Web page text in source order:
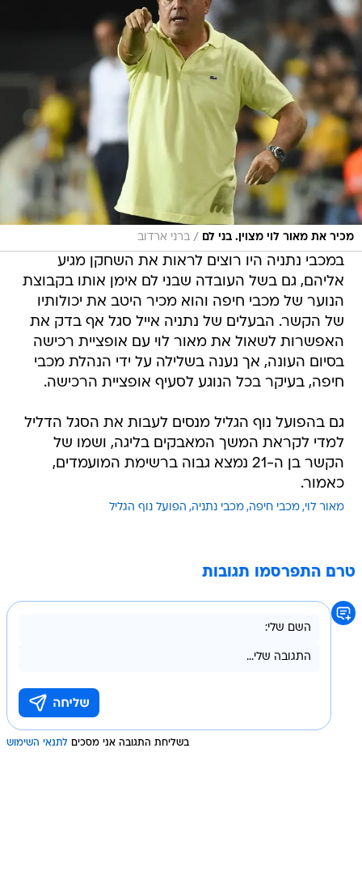
מכיר את מאור לוי מצוין. בני לם / ברני ארדוב
במכבי נתניה היו רוצים לראות את השחקן מגיע
אליהם, גם בשל העובדה שבני לם אימן אותו בקבוצת
הנוער של מכבי חיפה והוא מכיר היטב את יכולותיו
של הקשר. הבעלים של נתניה אייל סגל אף בדק את
האפשרות לשאול את מאור לוי עם אופציית רכישה
בסיום העונה, אך נענה בשלילה על ידי הנהלת מכבי
חיפה, בעיקר בכל הנוגע לסעיף אופציית הרכישה.
גם בהפועל נוף הגליל מנסים לעבות את הסגל הדליל
למדי לקראת המשך המאבקים בליגה, ושמו של
הקשר בן ה-21 נמצא גבוה ברשימת המועמדים,
כאמור.
מאור לוי מכבי חיפה מכבי נתניה הפועל נוף הגליל
טרם התפרסמו תגובות
בשליחת התגובה אני מסכים לתנאי השימוש